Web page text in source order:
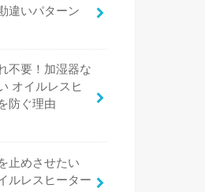
違いパターン
不要！加湿器な
オイルレスヒ
防ぐ理由
止めさせたい
ルレスヒーター